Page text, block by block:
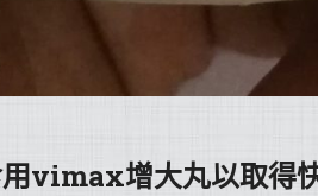
vimax增大丸以取得